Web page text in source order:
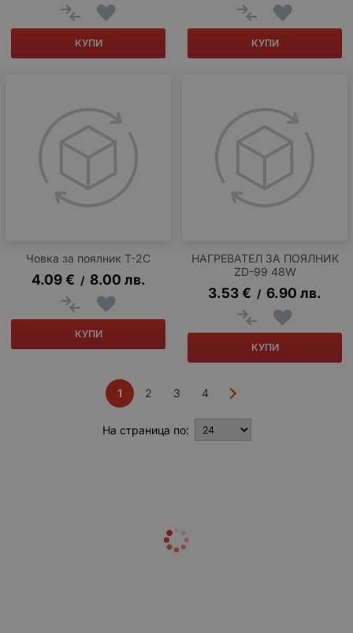
КУПИ КУПИ
Човка за поялник T-2C
4.09 € / 8.00 лв.
КУПИ
НАГРЕВАТЕЛ ЗА ПОЯЛНИК
ZD-99 48W
3.53€ / 6.90 лв.
КУПИ
1 2 3 4
На страница по: